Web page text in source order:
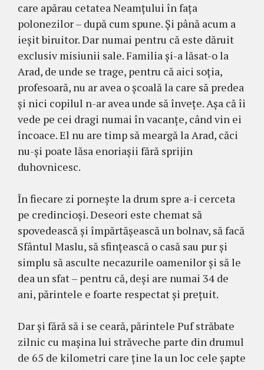
care apărau cetatea Neamţului în faţa
polonezilor – după cum spune. Şi până acum a
ieşit biruitor. Dar numai pentru că este dăruit
exclusiv misiunii sale. Familia şi-a lăsat-o la
Arad, de unde se trage, pentru că aici soţia,
profesoară, nu ar avea o şcoală la care să predea
şi nici copilul n-ar avea unde să înveţe. Aşa că îi
vede pe cei dragi numai în vacanţe, când vin ei
încoace. El nu are timp să meargă la Arad, căci
nu-şi poate lăsa enoriaşii fără sprijin
duhovnicesc.
În fiecare zi porneşte la drum spre a-i cerceta
pe credincioşi. Deseori este chemat să
spovedească şi împărtăşească un bolnav, să facă
Sfântul Maslu, să sfinţească o casă sau pur şi
simplu să asculte necazurile oamenilor şi să le
dea un sfat – pentru că, deşi are numai 34 de
ani, părintele e foarte respectat şi preţuit.
Dar şi fără să i se ceară, părintele Puf străbate
zilnic cu maşina lui străveche parte din drumul
de 65 de kilometri care ţine la un loc cele şapte